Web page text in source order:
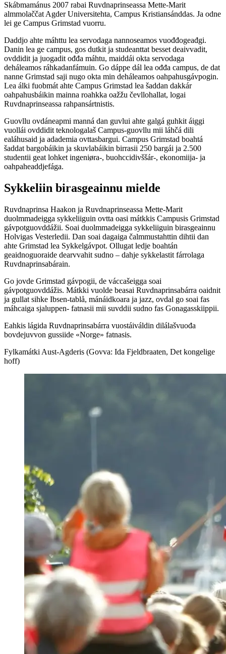
Skábmamánus 2007 rabai Ruvdnaprinseassa Mette-Marit
almmolaččat Agder Universitehta, Campus Kristiansánddas. Ja odne
lei ge Campus Grimstad vuorru.
Daddjo ahte máhttu lea servodaga nannoseamos vuođđogeađgi.
Danin lea ge campus, gos dutkit ja studeanttat besset deaivvadit,
ovddidit ja juogadit ođđa máhtu, maiddái okta servodaga
deháleamos ráhkadanfámuin. Go dáppe dál lea ođđa campus, de dat
nanne Grimstad saji nugo okta min deháleamos oahpahusgávpogin.
Lea álki fuobmát ahte Campus Grimstad lea šaddan dakkár
oahpahusbáikin mainna roahkka oažžu čevllohallat, logai
Ruvdnaprinseassa rahpansártnistis.
Guovllu ovdáneapmi manná dan guvlui ahte galgá guhkit áiggi
vuollái ovddidit teknologalaš Campus-guovllu mii láhčá dili
ealáhusaid ja adademia ovttasbargui. Campus Grimstad boahtá
šaddat bargobáikin ja skuvlabáikin birrasii 250 bargái ja 2.500
studentii geat lohket ingeniøra-, buohccidivššár-, ekonomiija- ja
oahpaheaddjefága.
Sykkeliin birasgeainnu mielde
Ruvdnaprinsa Haakon ja Ruvdnaprinseassa Mette-Marit
duolmmadeigga sykkeliiguin ovtta oasi mátkkis Campusis Grimstad
gávpotguovddážii. Soai duolmmadeigga sykkeliiguin birasgeainnu
Holvigas Vesterledii. Dan soai dagaiga čalmmustahttin dihtii dan
ahte Grimstad lea Sykkelgávpot. Ollugat ledje boahtán
geaidnoguoraide dearvvahit sudno – dahje sykkelastit fárrolaga
Ruvdnaprinsabárain.
Go jovde Grimstad gávpogii, de váccašeigga soai
gávpotguovddážis. Mátkki vuolde beasai Ruvdnaprinsabárra oaidnit
ja gullat sihke Ibsen-tablå, mánáidkoara ja jazz, ovdal go soai fas
máhcaiga sjaluppen- fatnasii mii suvddii sudno fas Gonagasskiippii.
Eahkis lágida Ruvdnaprinsabárra vuostáiváldin dilálašvuođa
bovdejuvvon gussiide «Norge» fatnasis.
Fylkamátki Aust-Agderis (Govva: Ida Fjeldbraaten, Det kongelige
hoff)